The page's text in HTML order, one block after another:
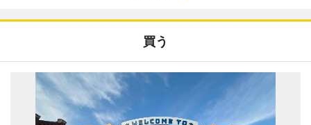
買う